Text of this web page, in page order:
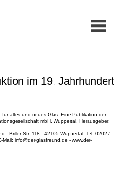
im 19. Jahrhundert
für altes und neues Glas. Eine Publikation der
mbH , Wuppertal. Herausgeber:
- Briller Str. 118 - 42105 Wuppertal. Tel. 0202 /
Mail: info@der-glasfreund.de - www.der-